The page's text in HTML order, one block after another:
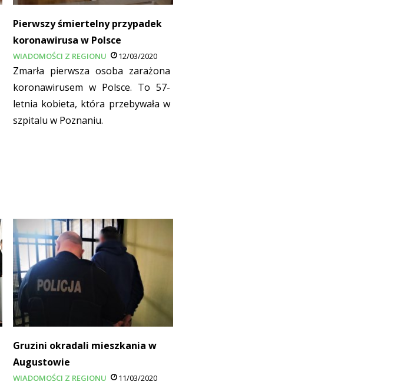
Pierwszy śmiertelny przypadek
koronawirusa w Polsce
WIADOMOŚCI Z REGIONU 12/03/2020
Zmarła pierwsza osoba zarażona
koronawirusem w Polsce. To 57-
letnia kobieta, która przebywała w
szpitalu w Poznaniu.
Gruzini okradali mieszkania w
Augustowie
WIADOMOŚCI Z REGIONU 11/03/2020